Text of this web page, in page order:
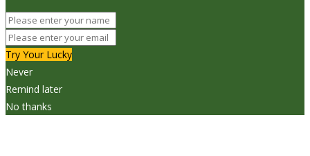
Try Your Lucky
Never
Remind later
No thanks